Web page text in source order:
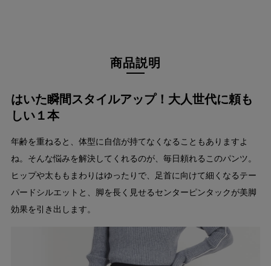
商品説明
はいた瞬間スタイルアップ！大人世代に頼も
しい１本
年齢を重ねると、体型に自信が持てなくなることもありますよ
ね。そんな悩みを解決してくれるのが、毎日頼れるこのパンツ。
ヒップや太ももまわりはゆったりで、足首に向けて細くなるテー
パードシルエットと、脚を長く見せるセンターピンタックが美脚
効果を引き出します。